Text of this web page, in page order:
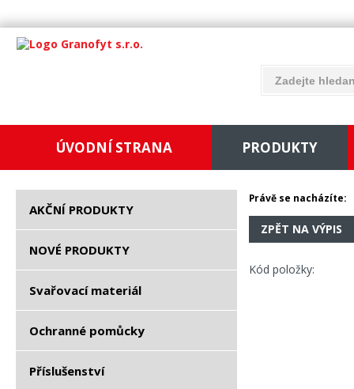
ÚVODNÍ STRANA PRODUKTY
AKČNÍ PRODUKTY
NOVÉ PRODUKTY
Svařovací materiál
Ochranné pomůcky
Příslušenství
Právě se nacházíte:
ZPĚT NA VÝPIS
Kód položky: